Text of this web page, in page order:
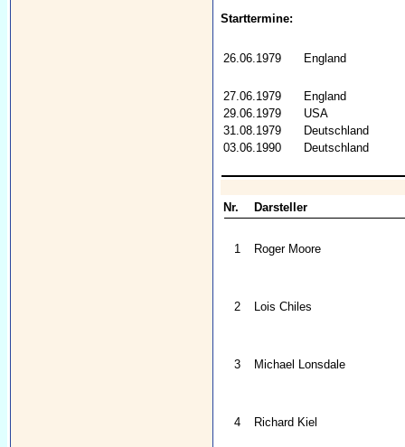
Starttermine:
26.06.1979 England
27.06.1979
England
29.06.1979
USA
31.08.1979
Deutschland
03.06.1990
Deutschland
Nr. Darsteller
1 Roger Moore
2 Lois Chiles
3 Michael Lonsdale
4 Richard Kiel